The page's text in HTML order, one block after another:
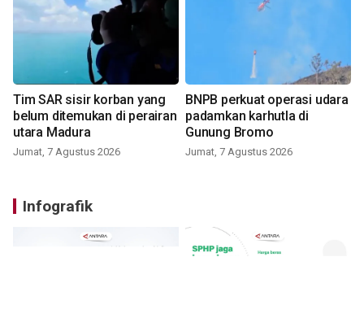
Tim SAR sisir korban yang
belum ditemukan di perairan
utara Madura
Jumat, 7 Agustus 2026
BNPB perkuat operasi udara
padamkan karhutla di
Gunung Bromo
Jumat, 7 Agustus 2026
Infografik